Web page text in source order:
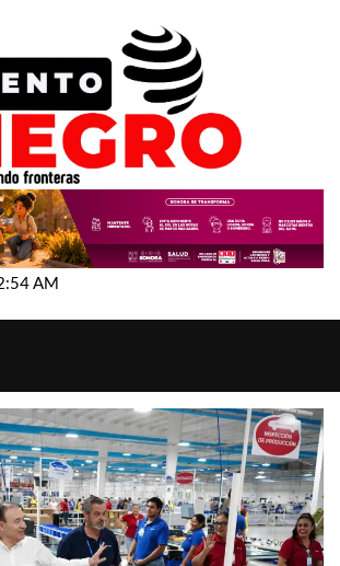
AM